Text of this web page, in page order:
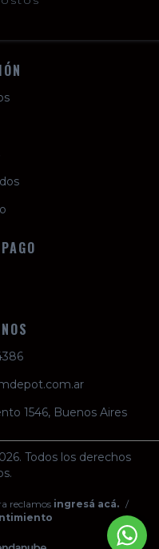
1546, Buenos Aires
Todos los derechos
reclamos ingresá acá. /